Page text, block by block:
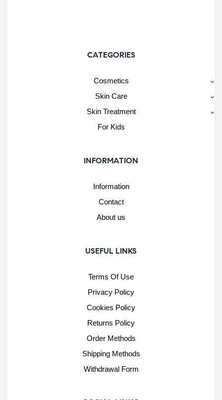
CATEGORIES
Cosmetics
Skin Care
Skin Treatment
For Kids
INFORMATION
Information
Contact
About us
USEFUL LINKS
Terms Of Use
Privacy Policy
Cookies Policy
Returns Policy
Order Methods
Shipping Methods
Withdrawal Form